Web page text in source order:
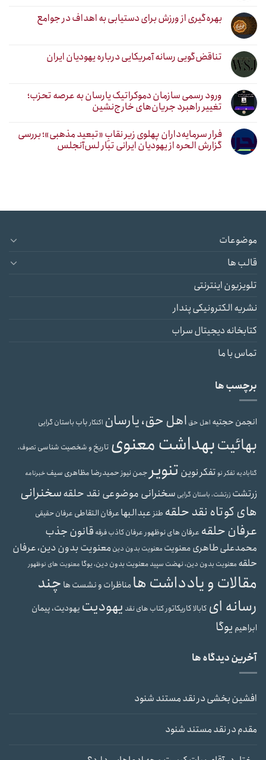
بهره‌گیری از ورزش برای دستیابی به اهداف در جوامع
تناقض‌گویی رسانه آمریکایی درباره یهودیان ایران
ورود رسمی سازمان دموکراتیک یارسان به عرصه تحزب؛
تغییر راهبرد جریان‌های خارج‌نشین
فرار سرمایه‌داران پهلوی زیر نقابِ «تبعید مذهبی»؛ بررسی
گزارش الحره از یهودیان ایرانی تبار لس‌آنجلس
موضوعات
قالب ها
تلویزیون اینترنتی
نشریه الکترونیکی پندار
کتابخانه دیجیتال سراب
تماس با ما
برچسب ها
انجمن حجتیه اهل حق اهل حق، یارسان اکنکارباب باستان گرایی
بهائیتبهداشت معنوی تاریخ و شخصیت شناسی تصوف،
گنابادیه تفکر نوتفکر نوین تنویرجمن نیوزحمیدرضا مظاهری سیفخبرنامه
زرتشت زرتشت، باستان گرایی سخنرانی موضوعی نقد حلقهسخنرانی
های کوتاه نقد حلقه طنزعبدالبهاعرفان التقاطی عرفان حقیقی
عرفان حلقه عرفان های نوظهورعرفان کاذبفرقه قانون جذب
محمدعلی طاهریمعنویت معنویت بدون دین معنویت بدون دین، عرفان
حلقه معنویت بدون دین، نهضت سپیدمعنویت بدون دین، یوگا معنویت های نوظهور
مقالات و یادداشت هامناظرات و نشست ها چند
رسانه ای کابالاکاریکاتورکتاب های نقد یهودیت یهودیت، پیمان
ابراهیم یوگا
آخرین دیدگاه ها
افشین بخشیدرنقد مستند شنود
مقدمدرنقد مستند شنود